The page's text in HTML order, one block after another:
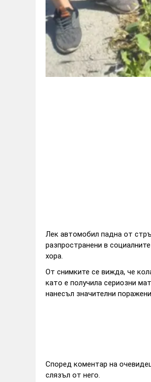
Лек автомобил падна от
разпространени в
хора.
От снимките се вижда, че
като е получила сериозни
нанесъл значителни
Според коментар на
слязъл от него.